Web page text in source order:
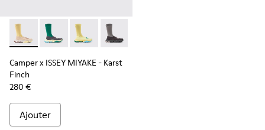
Camper x ISSEY MIYAKE - Karst Finch - K101115-005 -
Camper x ISSEY MIYAKE - Karst Finch - K101115-004
Camper x ISSEY MIYAKE - Karst Finch -
Camper x ISSEY MIYAKE - Karst Finch -
Camper x ISSEY MIYAKE - Karst
Finch
280 €
Ajouter